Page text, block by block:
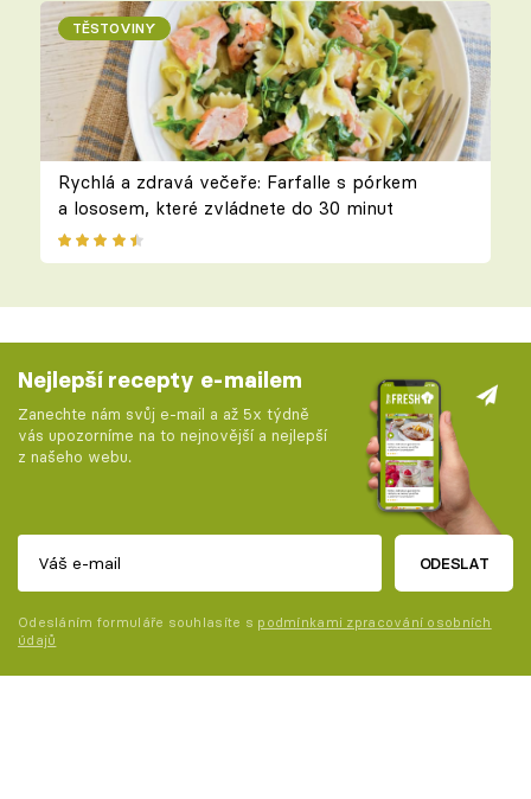
TĚSTOVINY
Rychlá a zdravá večeře: Farfalle s pórkem
a lososem, které zvládnete do 30 minut
Nejlepší recepty e-mailem
Zanechte nám svůj e-mail a až 5x týdně
vás upozorníme na to nejnovější a nejlepší
z našeho webu.
ODESLAT
Odesláním formuláře souhlasíte s podmínkami zpracování osobních
údajů